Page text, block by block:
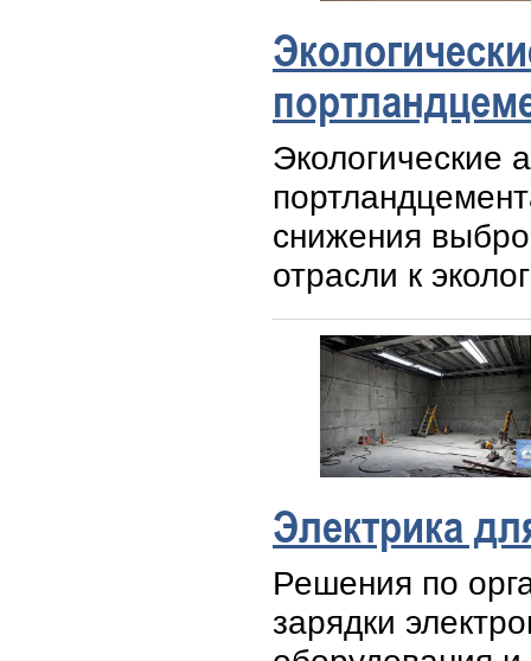
Экологические
снижения
отрасли к
Электрика
Решения по
зарядки